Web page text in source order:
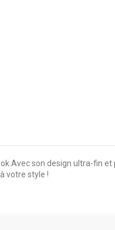
son design ultra-fin
votre style !